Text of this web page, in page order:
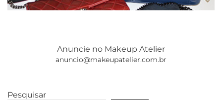
Anuncie no Makeup Atelier
anuncio@makeupatelier.com.br
Pesquisar